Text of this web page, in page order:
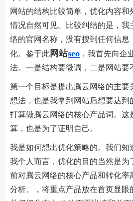
网站的结构比较简单，优化内容和
情况自然可见。比较纠结的是，我
络的官网名称，没有搜到任何信息
化。鉴于此网站seo ，我首先向企
法。一是结构要微调，二是网站要
第一个目标是提出腾云网络的主要
想法，也是我拿到网站后想要达到
打算做腾云网络的核心产品词。这
算，也是为了证明自己。
我是如何想出优化策略的。我们知
我个人而言，优化的目的当然是为
前对腾云网络的核心产品和转化率
分析。，将重点产品放在首页显眼